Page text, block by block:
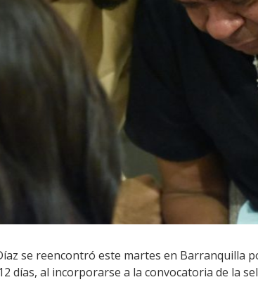
se reencontró este martes en Barranquilla
días, al incorporarse a la convocatoria de la